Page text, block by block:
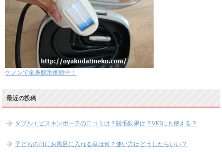
ケノンで全身脱毛挑戦中！
最近の投稿
ダブルエピスキンボーテの口コミは？脱毛効果は？VIOにも使える？
子どもの日にお風呂に入れる草は何？使い方はどうしたらいい？